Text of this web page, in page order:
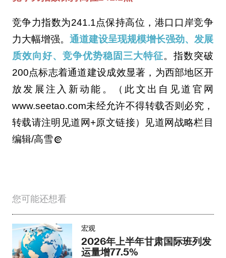
竞争力指数为241.1点保持高位，港口口岸竞争
力大幅增强。 通道建设呈现规模增长强劲、发展
质效向好、竞争优势稳固三大特征。指数突破
200点标志着通道建设成效显著，为西部地区开
放发展注入新动能。（此文出自见道官网
www.seetao.com未经允许不得转载否则必究，
转载请注明见道网+原文链接）见道网战略栏目
编辑/高雪
您可能还想看
宏观
2026年上半年甘肃国际班列发
运量增77.5%